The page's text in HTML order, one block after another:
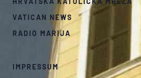
VATICAN NEWS
RADIO MARIJA
IMPRESSUM